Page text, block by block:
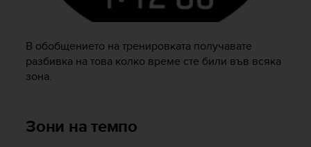
В обобщението на тренировката получавате
разбивка на това колко време сте били във всяка
зона.
Зони на темпо